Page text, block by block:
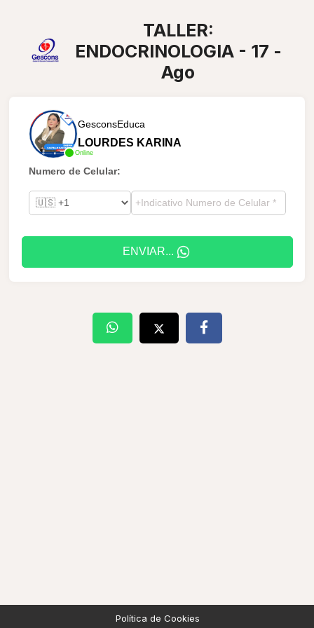
TALLER:
ENDOCRINOLOGIA - 17 -
Ago
Online
GesconsEduca
LOURDES KARINA
Numero de Celular:
ENVIAR...
Política de Cookies